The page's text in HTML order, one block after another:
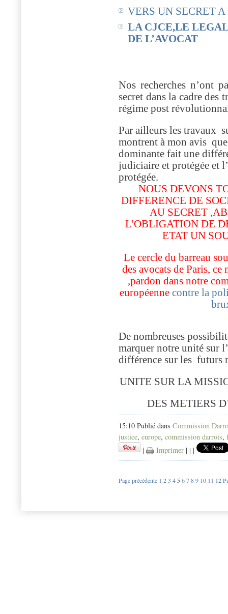
VERS UN SECRET
LA CJCE,LE
DE L’AVOCAT
Nos recherches n’ont
secret dans la cadre des
régime post
Par ailleurs les travaux
montrent à mon avis
dominante fait une
judiciaire et protégée et
protégée.
NOUS DEVONS
DIFFERENCE DE
AU SECRET
L'OBLIGATION DE
ETAT UN
Le cercle du barreau
des avocats de Paris,
,pardon dans notre
européenne contre la
De nombreuses
marquer notre unité sur
différence sur les futurs
UNITE SUR LA
DES METIERS
15:10 Publié dans Commission
justice, europe, commission darrois,
|
Imprimer | | |
Page précédente 1 23 4 56789 10 11 12